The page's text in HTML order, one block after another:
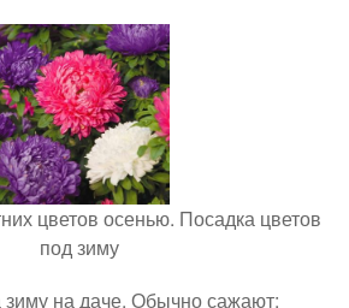
цветов осенью. Посадка цветов
под зиму